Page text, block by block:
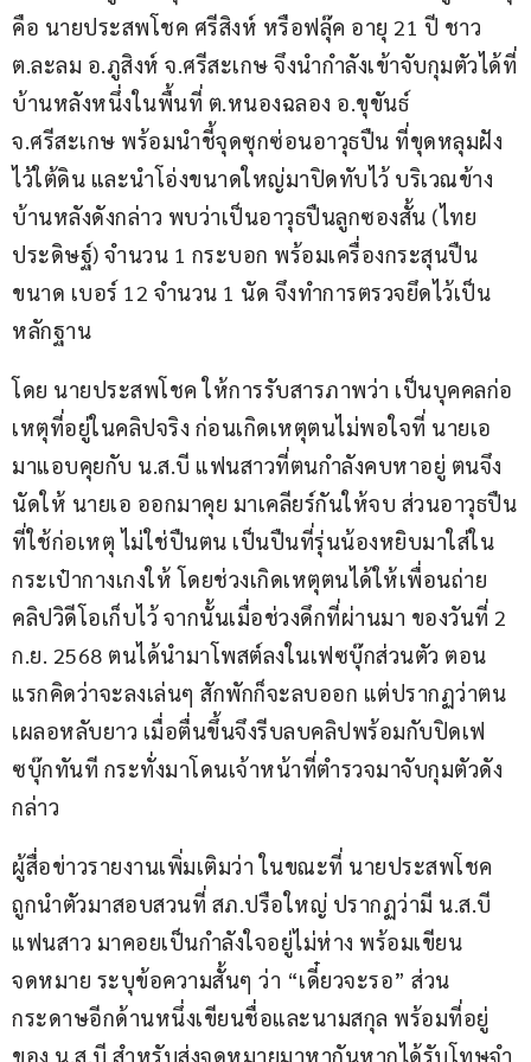
คือ นายประสพโชค ศรีสิงห์ หรือฟลุ๊ค อายุ 21 ปี ชาว
ต.ละลม อ.ภูสิงห์ จ.ศรีสะเกษ จึงนำกำลังเข้าจับกุมตัวได้ที่
บ้านหลังหนึ่งในพื้นที่ ต.หนองฉลอง อ.ขุขันธ์
จ.ศรีสะเกษ พร้อมนำชี้จุดซุกซ่อนอาวุธปืน ที่ขุดหลุมฝัง
ไว้ใต้ดิน และนำโอ่งขนาดใหญ่มาปิดทับไว้ บริเวณข้าง
บ้านหลังดังกล่าว พบว่าเป็นอาวุธปืนลูกซองสั้น (ไทย
ประดิษฐ์) จำนวน 1 กระบอก พร้อมเครื่องกระสุนปืน
ขนาด เบอร์ 12 จำนวน 1 นัด จึงทำการตรวจยึดไว้เป็น
หลักฐาน
โดย นายประสพโชค ให้การรับสารภาพว่า เป็นบุคคลก่อ
เหตุที่อยู่ในคลิปจริง ก่อนเกิดเหตุตนไม่พอใจที่ นายเอ
มาแอบคุยกับ น.ส.บี แฟนสาวที่ตนกำลังคบหาอยู่ ตนจึง
นัดให้ นายเอ ออกมาคุย มาเคลียร์กันให้จบ ส่วนอาวุธปืน
ที่ใช้ก่อเหตุ ไม่ใช่ปืนตน เป็นปืนที่รุ่นน้องหยิบมาใส่ใน
กระเป๋ากางเกงให้ โดยช่วงเกิดเหตุตนได้ให้เพื่อนถ่าย
คลิปวิดีโอเก็บไว้ จากนั้นเมื่อช่วงดึกที่ผ่านมา ของวันที่ 2
ก.ย. 2568 ตนได้นำมาโพสต์ลงในเฟซบุ๊กส่วนตัว ตอน
แรกคิดว่าจะลงเล่นๆ สักพักก็จะลบออก แต่ปรากฏว่าตน
เผลอหลับยาว เมื่อตื่นขึ้นจึงรีบลบคลิปพร้อมกับปิดเฟ
ซบุ๊กทันที กระทั่งมาโดนเจ้าหน้าที่ตำรวจมาจับกุมตัวดัง
กล่าว
ผู้สื่อข่าวรายงานเพิ่มเติมว่า ในขณะที่ นายประสพโชค
ถูกนำตัวมาสอบสวนที่ สภ.ปรือใหญ่ ปรากฏว่ามี น.ส.บี
แฟนสาว มาคอยเป็นกำลังใจอยู่ไม่ห่าง พร้อมเขียน
จดหมาย ระบุข้อความสั้นๆ ว่า “เดี๋ยวจะรอ” ส่วน
กระดาษอีกด้านหนึ่งเขียนชื่อและนามสกุล พร้อมที่อยู่
ของ น.ส.บี สำหรับส่งจดหมายมาหากันหากได้รับโทษจำ